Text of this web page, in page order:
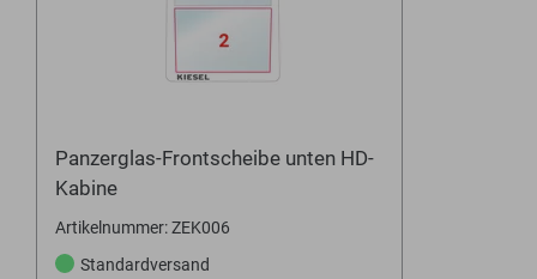
Panzerglas-Frontscheibe unten HD-
Kabine
Artikelnummer: ZEK006
Standardversand